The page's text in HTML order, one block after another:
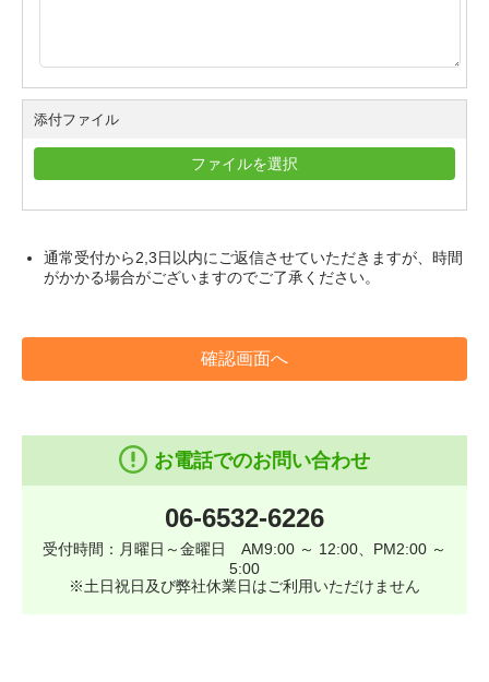
添付ファイル
ファイルを選択
通常受付から2,3日以内にご返信させていただきますが、時間
がかかる場合がございますのでご了承ください。
確認画面へ
お電話でのお問い合わせ
06-6532-6226
受付時間：月曜日～金曜日 AM9:00 ～ 12:00、PM2:00 ～
5:00
※土日祝日及び弊社休業日はご利用いただけません